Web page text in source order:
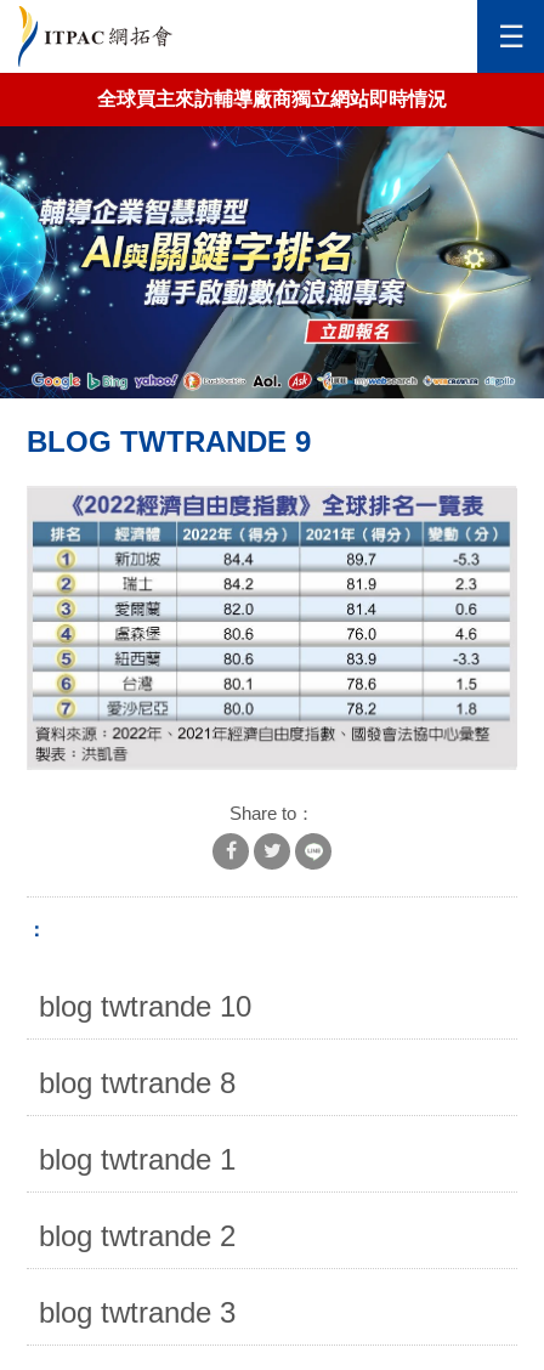
✕
網拓會廠商影片
網拓會感謝函
優化資訊
台灣經貿資訊
☰
全球買主來訪輔導廠商獨立網站即時情況
BLOG TWTRANDE 9
Share to：
：
blog twtrande 10
blog twtrande 8
blog twtrande 1
blog twtrande 2
blog twtrande 3